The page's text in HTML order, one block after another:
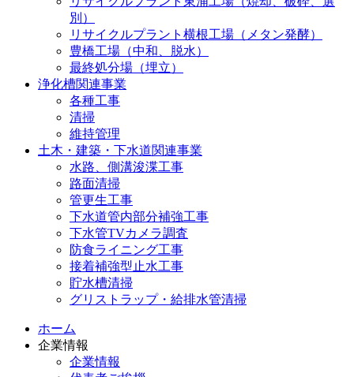
別）
リサイクルプラント横根工場（メタン発酵）
豊橋工場（中和、脱水）
最終処分場（埋立）
浄化槽関連事業
各種工事
清掃
維持管理
土木・建築・下水道関連事業
水路、側溝浚渫工事
路面清掃
管更生工事
下水道管内部分補強工事
下水管TVカメラ調査
防食ライニング工事
接着補強型止水工事
貯水槽清掃
グリストラップ・給排水管清掃
ホーム
企業情報
企業情報